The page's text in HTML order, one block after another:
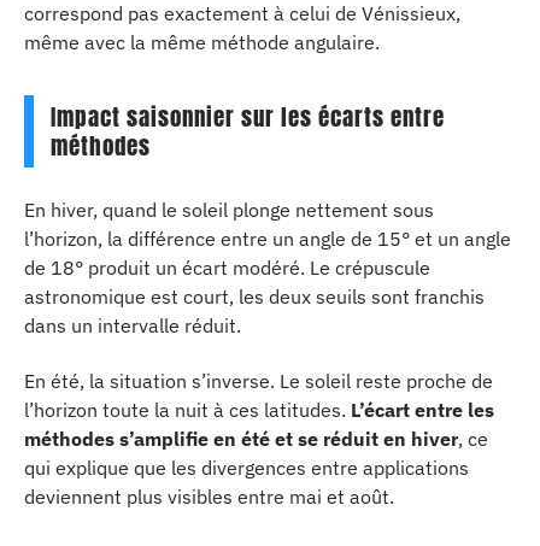
correspond pas exactement à celui de Vénissieux,
même avec la même méthode angulaire.
Impact saisonnier sur les écarts entre
méthodes
En hiver, quand le soleil plonge nettement sous
l’horizon, la différence entre un angle de 15° et un angle
de 18° produit un écart modéré. Le crépuscule
astronomique est court, les deux seuils sont franchis
dans un intervalle réduit.
En été, la situation s’inverse. Le soleil reste proche de
l’horizon toute la nuit à ces latitudes. L’écart entre les
méthodes s’amplifie en été et se réduit en hiver, ce
qui explique que les divergences entre applications
deviennent plus visibles entre mai et août.